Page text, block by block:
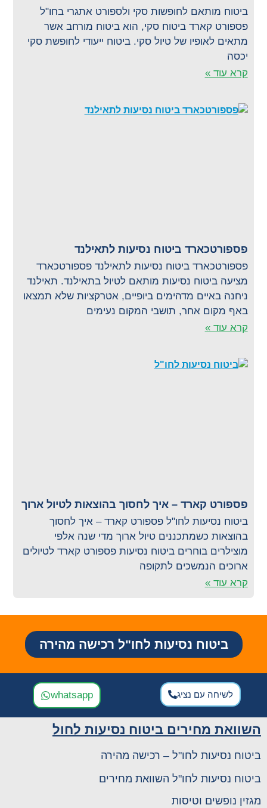
ביטוח מותאם לחופשות סקי ולספורט אתגרי בחו"ל
פספורט קארד ביטוח סקי, הוא ביטוח מורחב אשר
מתאים לאופיו של טיול סקי. ביטוח ייעודי לחופשת סקי
יכסה
קרא עוד »
פספורטכארד ביטוח נסיעות לתאילנד
פספורטכארד ביטוח נסיעות לתאילנד פספורטכארד
מציעה ביטוח נסיעות מותאם לטיול בתאילנד. תאילנד
ניחנה באיים מדהימים ביופיים, אטרקציות שלא תמצאו
באף מקום אחר, תושבי המקום נעימים
קרא עוד »
פספורט קארד – איך לחסוך בהוצאות לטיול ארוך
ביטוח נסיעות לחו"ל פספורט קארד – איך לחסוך
בהוצאות כשמתכננים טיול ארוך מדי שנה אלפי
מוצילרים בוחרים ביטוח נסיעות פספורט קארד לטיולים
ארוכים הנמשכים לתקופה
קרא עוד »
ביטוח נסיעות לחו"ל רכישה מהירה
לשיחה עם נציג whatsapp
השוואת מחירים ביטוח נסיעות לחול
ביטוח נסיעות לחו"ל – רכישה מהירה
ביטוח נסיעות לחו"ל השוואת מחירים
מגזין נופשים וטיסות